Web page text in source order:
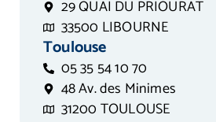
29 QUAI DU PRIOURAT
33500 LIBOURNE
Toulouse
05 35 54 10 70
48 Av. des Minimes
31200 TOULOUSE